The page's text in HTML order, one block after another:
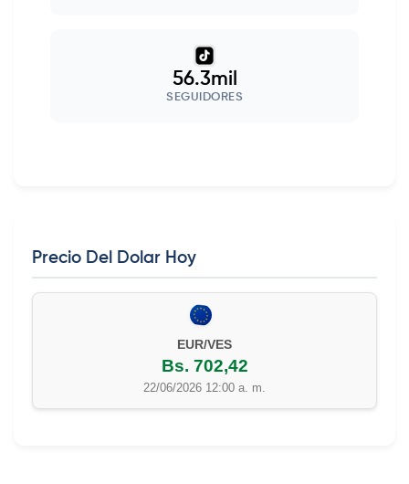
56.3mil
SEGUIDORES
Precio Del Dolar Hoy
EUR/VES
Bs. 702,42
22/06/2026 12:00 a. m.